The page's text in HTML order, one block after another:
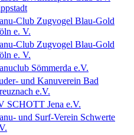
Club Zugvogel Blau-Gold
e. V.
Club Zugvogel Blau-Gold
e. V.
Sömmerda e.V.
und Kanuverein Bad
e.V.
SCHOTT Jena e.V.
und Surf-Verein Schwerte